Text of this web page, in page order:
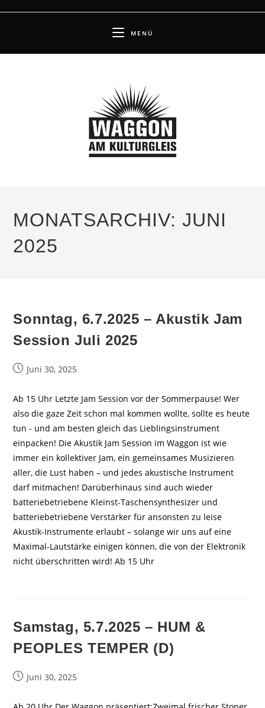
MENÜ
MONATSARCHIV: JUNI
2025
Sonntag, 6.7.2025 – Akustik Jam
Session Juli 2025
BeitragJuni 30, 2025
Ab 15 Uhr Letzte Jam Session vor der Sommerpause! Wer
also die gaze Zeit schon mal kommen wollte, sollte es heute
tun - und am besten gleich das Lieblingsinstrument
einpacken! Die Akustik Jam Session im Waggon ist wie
immer ein kollektiver Jam, ein gemeinsames Musizieren
aller, die Lust haben – und jedes akustische Instrument
darf mitmachen! Darüberhinaus sind auch wieder
batteriebetriebene Kleinst-Taschensynthesizer und
batteriebetriebene Verstärker für ansonsten zu leise
Akustik-Instrumente erlaubt – solange wir uns auf eine
Maximal-Lautstärke einigen können, die von der Elektronik
nicht überschritten wird! Ab 15 Uhr
Samstag, 5.7.2025 – HUM &
PEOPLES TEMPER (D)
BeitragJuni 30, 2025